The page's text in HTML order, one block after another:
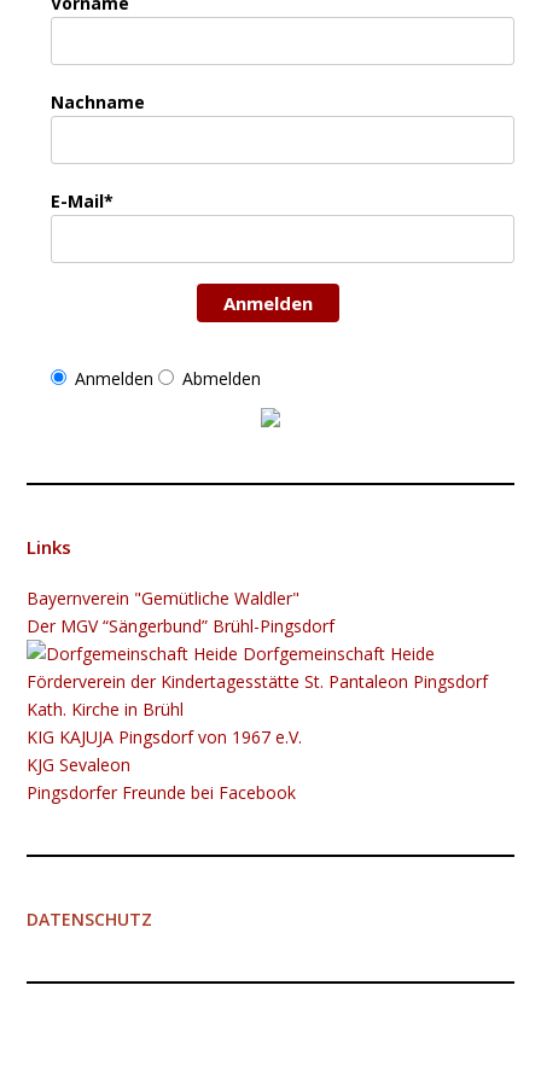
Nachname
E-Mail*
Anmelden
Anmelden Abmelden
Links
Bayernverein "Gemütliche Waldler"
Der MGV “Sängerbund” Brühl-Pingsdorf
Dorfgemeinschaft Heide
Förderverein der Kindertagesstätte St. Pantaleon Pingsdorf
Kath. Kirche in Brühl
KIG K​​​​​AJUJA Pingsdorf von 1967 e.V.
KJG Sevaleon
Pingsdorfer Freunde bei Facebook
DATENSCHUTZ